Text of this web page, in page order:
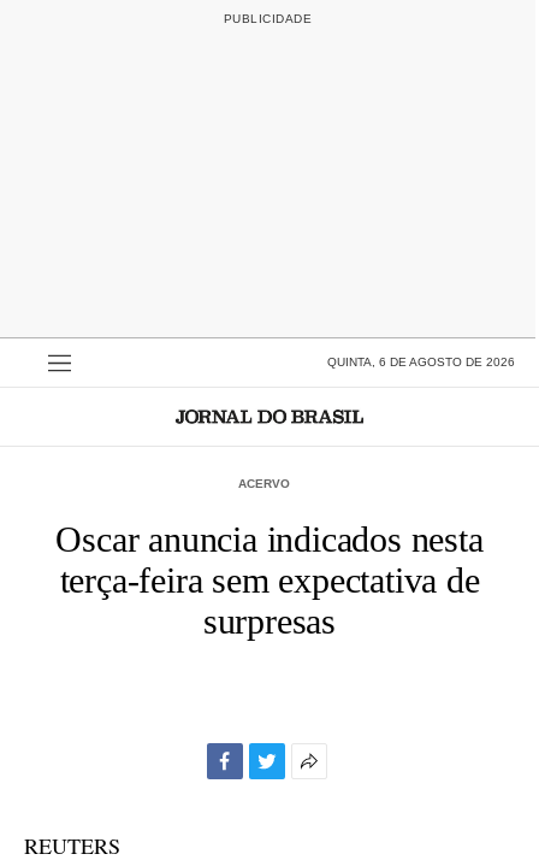
QUINTA, 6 DE AGOSTO DE 2026
ACERVO
Oscar anuncia indicados nesta
terça-feira sem expectativa de
surpresas
REUTERS